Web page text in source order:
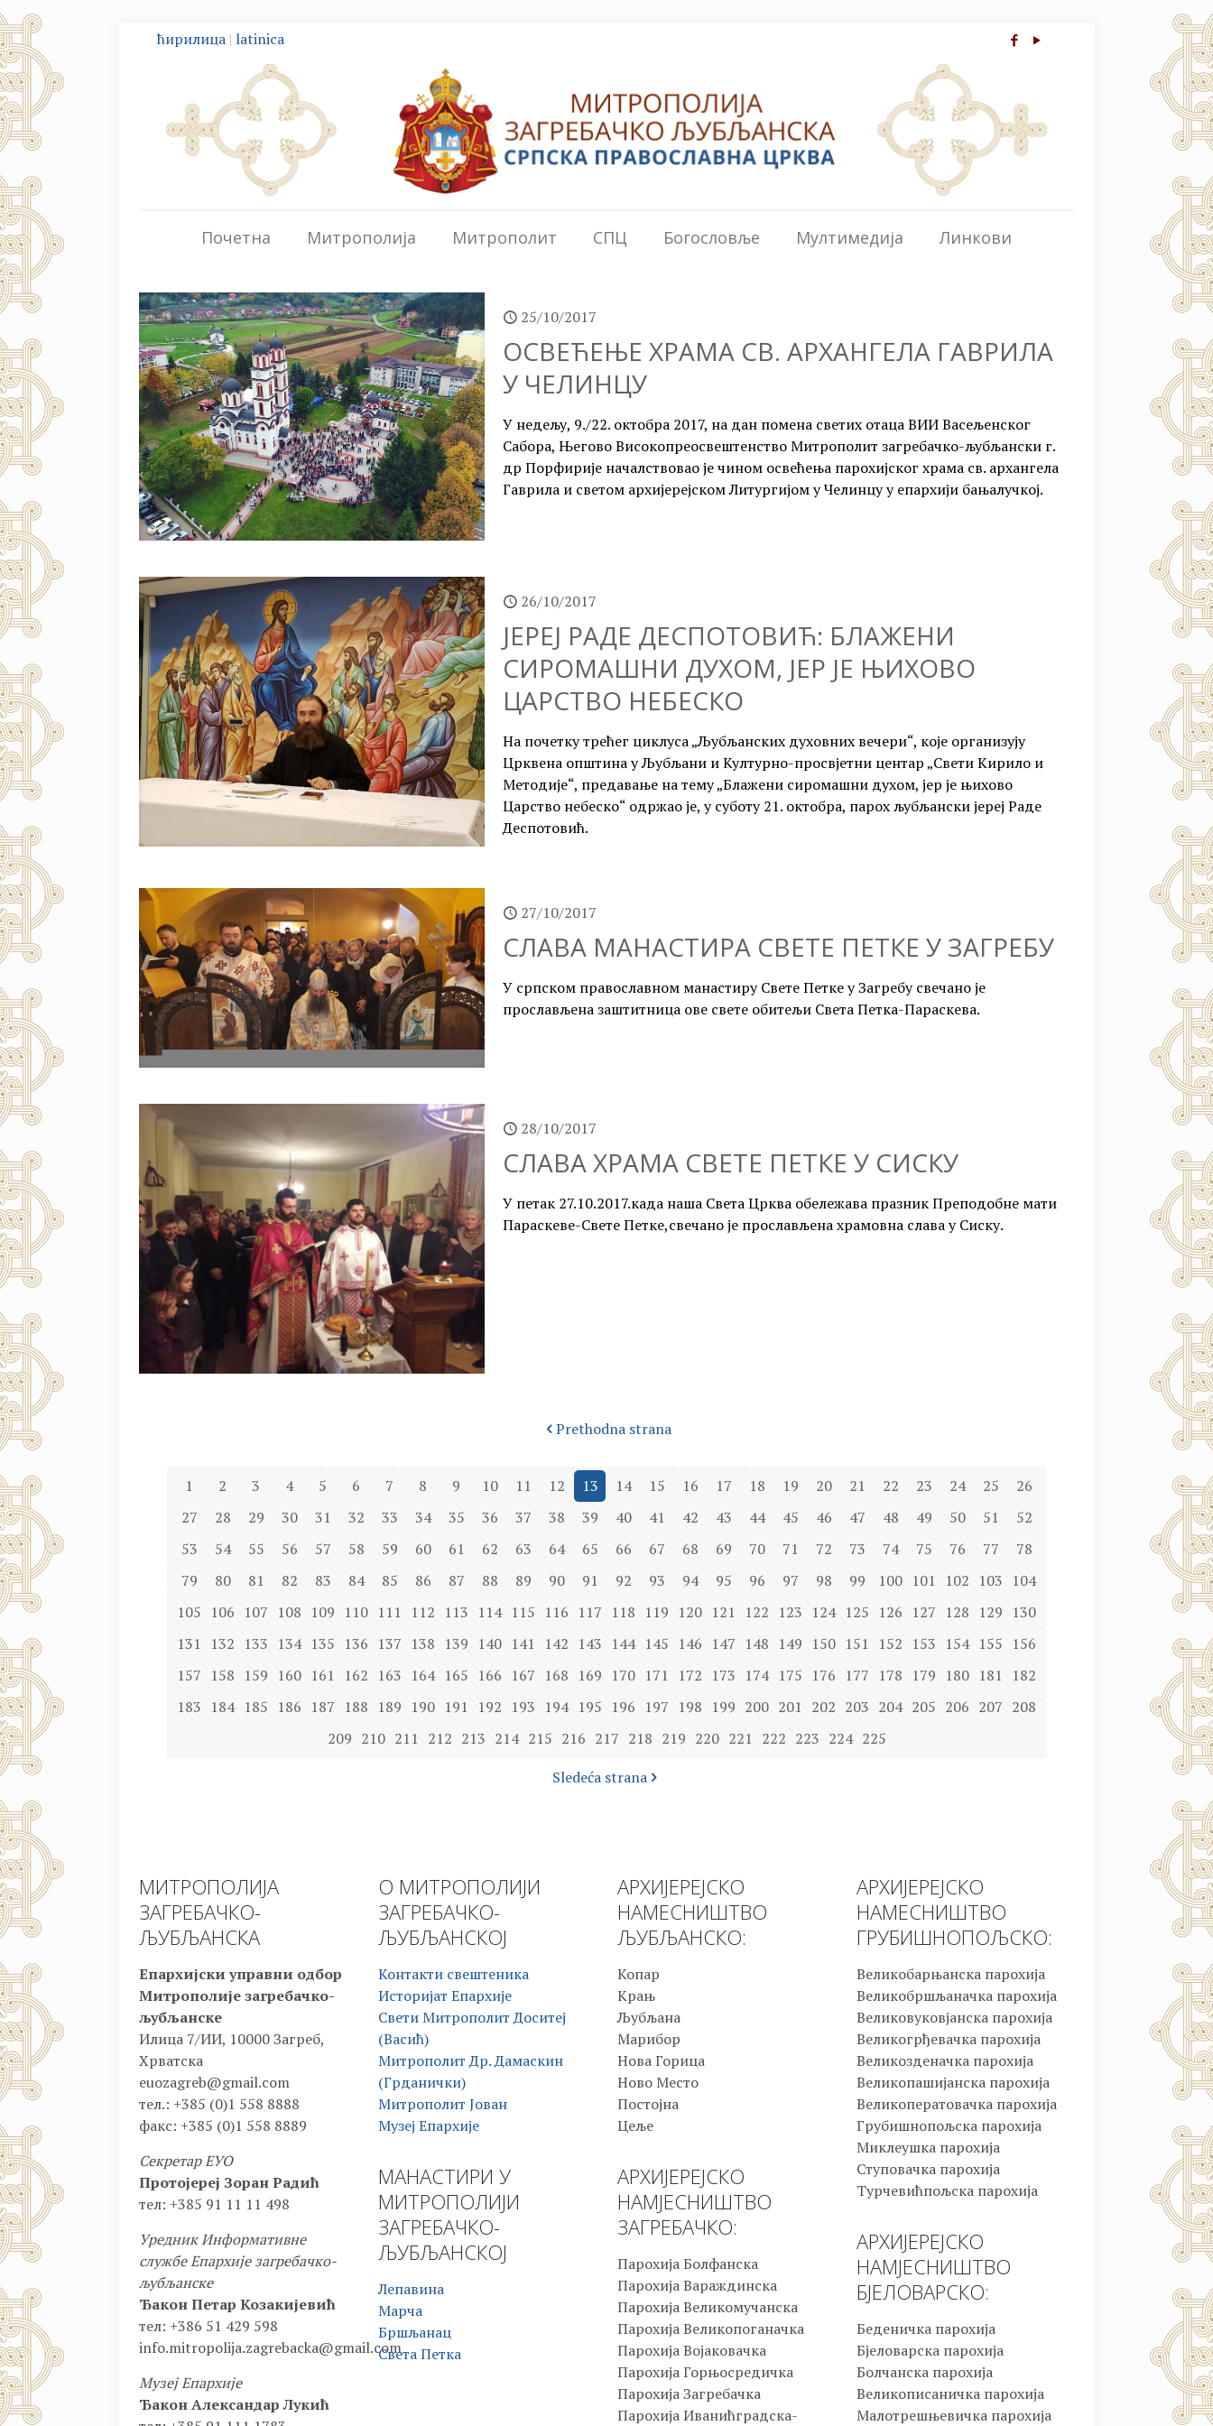
ћирилица | latinica
Почетна Митрополија Митрополит СПЦ Богословље Мултимедија Линкови
25/10/2017
ОСВЕЋЕЊЕ ХРАМА СВ. АРХАНГЕЛА ГАВРИЛА
У ЧЕЛИНЦУ
У недељу, 9./22. октобра 2017, на дан помена светих отаца ВИИ Васељенског
Сабора, Његово Високопреосвештенство Митрополит загребачко-љубљански г.
др Порфирије началствовао је чином освећења парохијског храма св. архангела
Гаврила и светом архијерејском Литургијом у Челинцу у епархији бањалучкој.
26/10/2017
ЈЕРЕЈ РАДЕ ДЕСПОТОВИЋ: БЛАЖЕНИ
СИРОМАШНИ ДУХОМ, ЈЕР ЈЕ ЊИХОВО
ЦАРСТВО НЕБЕСКО
На почетку трећег циклуса „Љубљанских духовних вечери“, које организују
Црквена општина у Љубљани и Културно-просвјетни центар „Свети Кирило и
Методије“, предавање на тему „Блажени сиромашни духом, јер је њихово
Царство небеско“ одржао је, у суботу 21. октобра, парох љубљански јереј Раде
Деспотовић.
27/10/2017
СЛАВА МАНАСТИРА СВЕТЕ ПЕТКЕ У ЗАГРЕБУ
У српском православном манастиру Свете Петке у Загребу свечано је
прослављена заштитница ове свете обитељи Света Петка-Параскева.
28/10/2017
СЛАВА ХРАМА СВЕТЕ ПЕТКЕ У СИСКУ
У петак 27.10.2017.када наша Света Црква обележава празник Преподобне мати
Параскеве-Свете Петке,свечано је прослављена храмовна слава у Сиску.
Prethodna strana
1 2 3 4 5 6 7 8 9 10 11 12 13 14 15 16 17 18 19 20 21 22 23 24 25
26
27
28 29 30 31 32 33 34 35 36 37 38 39 40 41 42 43 44 45 46 47 48 49 50 51
52
53
54 55 56 57 58 59 60 61 62 63 64 65 66 67 68 69 70 71 72 73 74 75 76 77
78
79
80 81 82 83 84 85 86 87 88 89 90 91 92 93 94 95 96 97 98 99 100 101 102 103 104
105 106 107 108 109 110 111 112 113 114 115 116 117 118 119 120 121 122 123 124 125 126 127 128 129 130
131
132 133 134 135 136 137 138 139 140 141 142 143 144 145 146 147 148 149 150 151 152 153 154 155 156
157 158 159 160 161 162 163 164 165 166 167 168 169 170 171 172 173 174 175 176 177 178 179 180 181
182
183 184 185 186 187 188 189 190 191 192 193 194 195 196 197 198 199 200 201 202 203 204 205 206 207 208
209 210 211 212 213 214 215 216 217 218 219 220 221 222 223 224 225
Sledeća strana
МИТРОПОЛИЈА
ЗАГРЕБАЧКО-
ЉУБЉАНСКА
Епархијски управни одбор
Митрополије загребачко-
љубљанске
Илица 7/ИИ, 10000 Загреб,
Хрватска
euozagreb@gmail.com
тел.: +385 (0)1 558 8888
факс: +385 (0)1 558 8889
Секретар ЕУО
Протојереј Зоран Радић
тел: +385 91 11 11 498
Уредник Информативне
службе Епархије загребачко-
љубљанске
Ђакон Петар Козакијевић
тел: +386 51 429 598
info.mitropolija.zagrebacka@gmail.com
Музеј Епархије
Ђакон Александар Лукић
О МИТРОПОЛИЈИ
ЗАГРЕБАЧКО-
ЉУБЉАНСКОЈ
Контакти свештеника
Историјат Епархије
Свети Митрополит Доситеј
(Васић)
Митрополит Др. Дамаскин
(Грданички)
Митрополит Јован
Музеј Епархије
МАНАСТИРИ У
МИТРОПОЛИЈИ
ЗАГРЕБАЧКО-
ЉУБЉАНСКОЈ
Лепавина
Марча
Бршљанац
Света Петка
АРХИЈЕРЕЈСКО
НАМЕСНИШТВО
ЉУБЉАНСКО:
Копар
Крањ
Љубљана
Марибор
Нова Горица
Ново Место
Постојна
Цеље
АРХИЈЕРЕЈСКО
НАМЈЕСНИШТВО
ЗАГРЕБАЧКО:
Парохија Болфанска
Парохија Вараждинска
Парохија Великомучанска
Парохија Великопоганачка
Парохија Војаковачка
Парохија Горњосредичка
Парохија Загребачка
Парохија Иванићградска-
АРХИЈЕРЕЈСКО
НАМЕСНИШТВО
ГРУБИШНОПОЉСКО:
Великобарњанска парохија
Великобршљаначка парохија
Великовуковјанска парохија
Великогрђевачка парохија
Великозденачка парохија
Великопашијанска парохија
Великоператовачка парохија
Грубишнопољска парохија
Миклеушка парохија
Ступовачка парохија
Турчевићпољска парохија
АРХИЈЕРЕЈСКО
НАМЈЕСНИШТВО
БЈЕЛОВАРСКО:
Беденичка парохија
Бјеловарска парохија
Болчанска парохија
Великописаничка парохија
Малотрешњевичка парохија